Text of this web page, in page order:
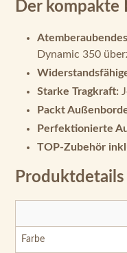
Der kompakte
Dynamic 350
Starke Tragkraft:
Packt
Perfektionierte
TOP-Zubehör
Produktdetails
Farbe